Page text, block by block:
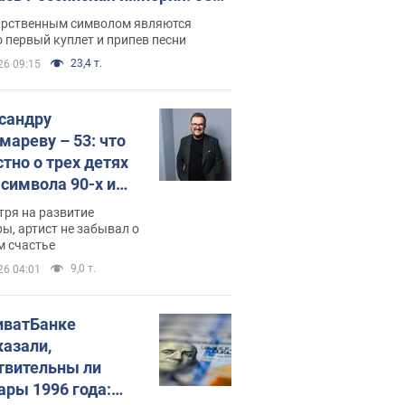
рассказывают в школе
символом являются
первый куплет и припев песни
09:15 23,4 т.
– 53: что
о трех детях
90-х и
выглядят
на развитие
артист не забывал о
счастье
04:01 9,0 т.
ли
1996 года: